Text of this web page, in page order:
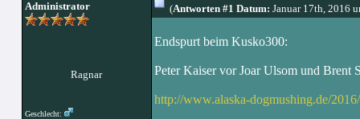
Administrator
Ragnar
Geschlecht:
(Antworten #1 Datum: Januar 17th, 2016
Endspurt beim Kusko300:
Peter Kaiser vor Joar Ulsom und Brent
http://www.alaska-dogmushing.de/